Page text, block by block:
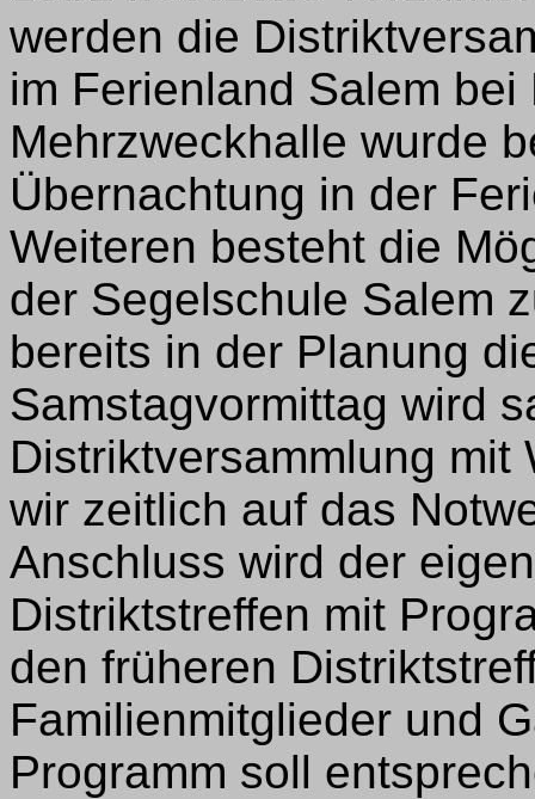
werden die
im Ferienland Salem
Mehrzweckhalle wurde
Übernachtung in der
Weiteren besteht die
der Segelschule Salem
bereits in der Planung
Samstagvormittag wird
Distriktversammlung
wir zeitlich auf das
Anschluss wird der
Distriktstreffen mit
den früheren
Familienmitglieder und
Programm soll